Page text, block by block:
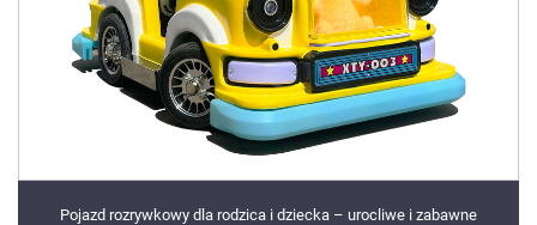
Pojazd rozrywkowy dla rodzica i dziecka – urocliwe i zabawne